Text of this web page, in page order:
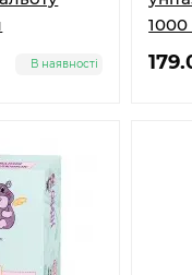
В наявності